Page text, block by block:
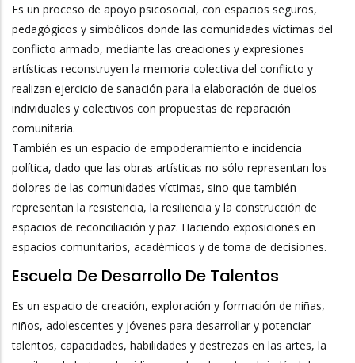
Es un proceso de apoyo psicosocial, con espacios seguros,
pedagógicos y simbólicos donde las comunidades víctimas del
conflicto armado, mediante las creaciones y expresiones
artísticas reconstruyen la memoria colectiva del conflicto y
realizan ejercicio de sanación para la elaboración de duelos
individuales y colectivos con propuestas de reparación
comunitaria.
También es un espacio de empoderamiento e incidencia
política, dado que las obras artísticas no sólo representan los
dolores de las comunidades víctimas, sino que también
representan la resistencia, la resiliencia y la construcción de
espacios de reconciliación y paz. Haciendo exposiciones en
espacios comunitarios, académicos y de toma de decisiones.
Escuela De Desarrollo De Talentos
Es un espacio de creación, exploración y formación de niñas,
niños, adolescentes y jóvenes para desarrollar y potenciar
talentos, capacidades, habilidades y destrezas en las artes, la